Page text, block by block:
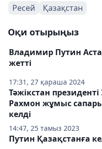
Ресей Қазақстан
Оқи отырыңыз
17:31, 27 қараша 2024
Владимир Путин
жетті
14:47, 25 тамыз 2023
Тәжікстан
Рахмон жұмыс
келді
Путин Қазақстанға